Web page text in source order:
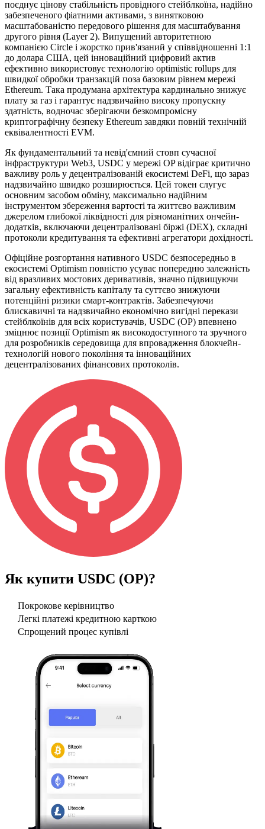
поєднує цінову стабільність провідного стейблкоїна, надійно
забезпеченого фіатними активами, з винятковою
масштабованістю передового рішення для масштабування
другого рівня (Layer 2). Випущений авторитетною
компанією Circle і жорстко прив'язаний у співвідношенні 1:1
до долара США, цей інноваційний цифровий актив
ефективно використовує технологію optimistic rollups для
швидкої обробки транзакцій поза базовим рівнем мережі
Ethereum. Така продумана архітектура кардинально знижує
плату за газ і гарантує надзвичайно високу пропускну
здатність, водночас зберігаючи безкомпромісну
криптографічну безпеку Ethereum завдяки повній технічній
еквівалентності EVM.
Як фундаментальний та невід'ємний стовп сучасної
інфраструктури Web3, USDC у мережі OP відіграє критично
важливу роль у децентралізованій екосистемі DeFi, що зараз
надзвичайно швидко розширюється. Цей токен слугує
основним засобом обміну, максимально надійним
інструментом збереження вартості та життєво важливим
джерелом глибокої ліквідності для різноманітних ончейн-
додатків, включаючи децентралізовані біржі (DEX), складні
протоколи кредитування та ефективні агрегатори дохідності.
Офіційне розгортання нативного USDC безпосередньо в
екосистемі Optimism повністю усуває попередню залежність
від вразливих мостових деривативів, значно підвищуючи
загальну ефективність капіталу та суттєво знижуючи
потенційні ризики смарт-контрактів. Забезпечуючи
блискавичні та надзвичайно економічно вигідні перекази
стейблкоїнів для всіх користувачів, USDC (OP) впевнено
зміцнює позиції Optimism як високодоступного та зручного
для розробників середовища для впровадження блокчейн-
технологій нового покоління та інноваційних
децентралізованих фінансових протоколів.
Як купити USDC (OP)?
Покрокове керівництво
Легкі платежі кредитною карткою
Спрощений процес купівлі